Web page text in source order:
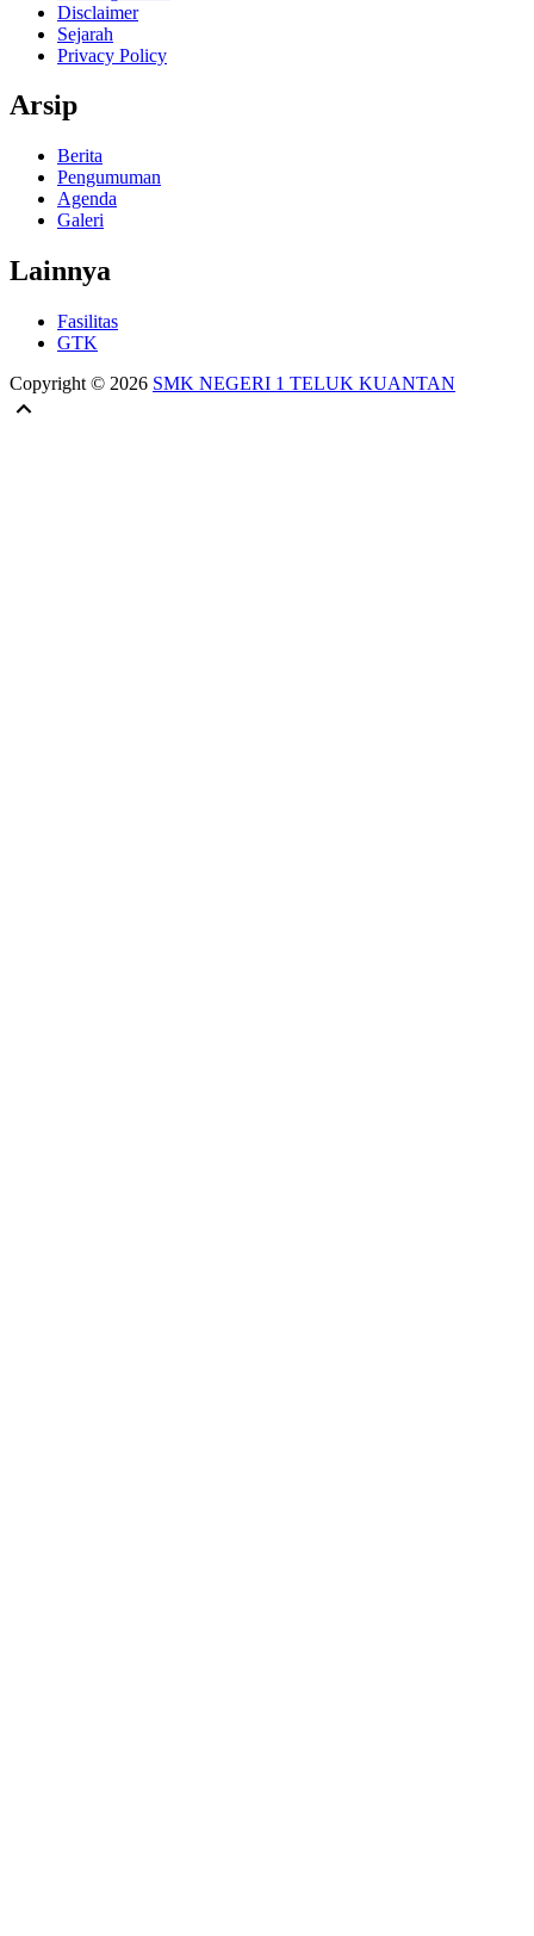
Disclaimer
Sejarah
Privacy Policy
Arsip
Berita
Pengumuman
Agenda
Galeri
Lainnya
Fasilitas
GTK
Copyright © 2026 SMK NEGERI 1 TELUK KUANTAN